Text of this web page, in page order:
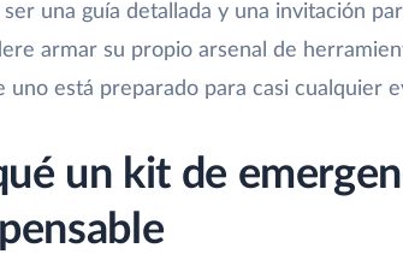
una guía detallada y una invitación
armar su propio arsenal de
uno está preparado para casi cualquier
un kit de